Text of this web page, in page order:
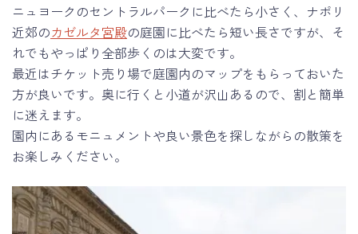
ニュヨークのセントラルパークに比べたら小さく、ナポリ
近郊のカゼルタ宮殿の庭園に比べたら短い長さですが、そ
れでもやっぱり全部歩くのは大変です。
最近はチケット売り場で庭園内のマップをもらっておいた
方が良いです。奥に行くと小道が沢山あるので、割と簡単
に迷えます。
園内にあるモニュメントや良い景色を探しながらの散策を
お楽しみください。